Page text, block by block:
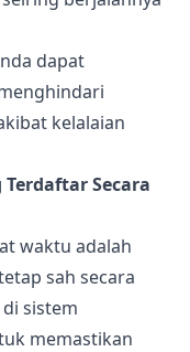
dapat
kelalaian
Secara
waktu adalah
sah secara
sistem
memastikan